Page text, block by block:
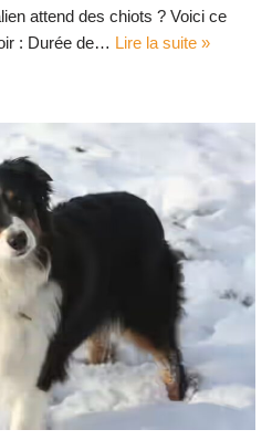
attend des chiots ? Voici ce
: Durée de… Lire la suite »